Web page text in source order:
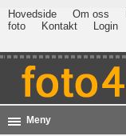
Hovedside Om oss
foto
Kontakt Login
Meny